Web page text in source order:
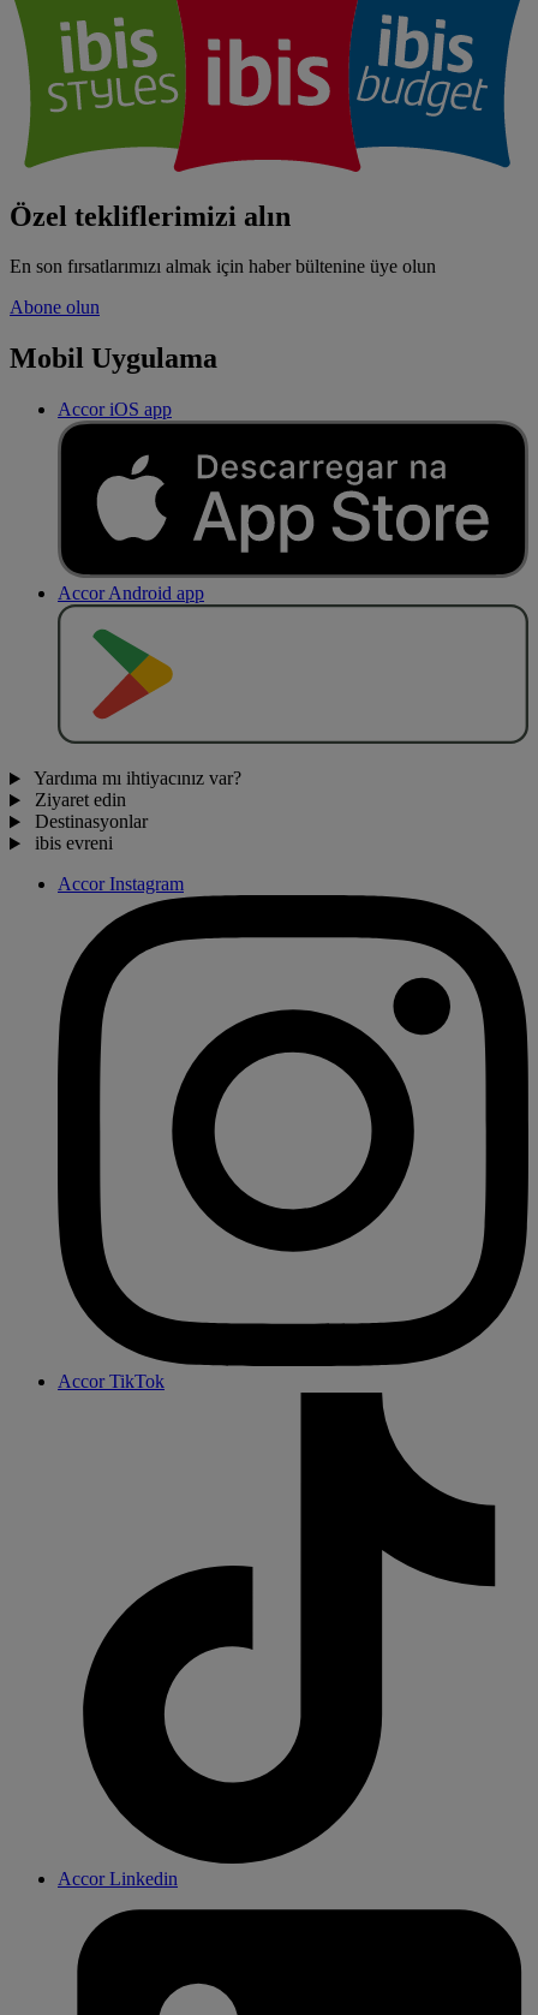
Özel tekliflerimizi alın
En son fırsatlarımızı almak için haber bültenine üye olun
Abone olun
Mobil Uygulama
Accor iOS app
Accor Android app
Yardıma mı ihtiyacınız var?
Ziyaret edin
Destinasyonlar
ibis evreni
Accor Instagram
Accor TikTok
Accor Linkedin